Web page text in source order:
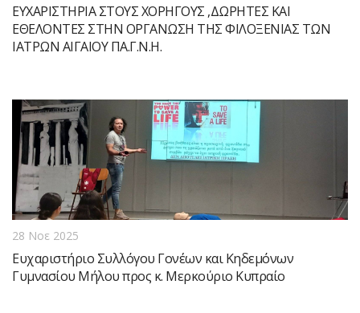
ΕΥΧΑΡΙΣΤΗΡΙΑ ΣΤΟΥΣ ΧΟΡΗΓΟΥΣ ,ΔΩΡΗΤΕΣ ΚΑΙ
ΕΘΕΛΟΝΤΕΣ ΣΤΗΝ ΟΡΓΑΝΩΣΗ ΤΗΣ ΦΙΛΟΞΕΝΙΑΣ ΤΩΝ
ΙΑΤΡΩΝ ΑΙΓΑΙΟΥ ΠΑ.Γ.Ν.Η.
28 Νοε 2025
Ευχαριστήριο Συλλόγου Γονέων και Κηδεμόνων
Γυμνασίου Μήλου προς κ. Μερκούριο Κυπραίο